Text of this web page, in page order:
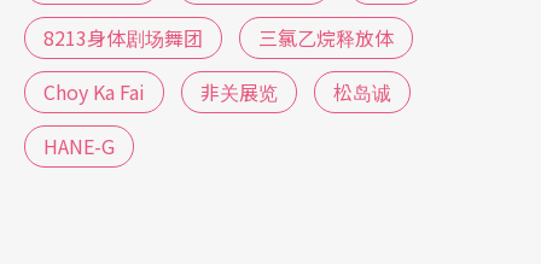
8213身体剧场舞团
三氯乙烷释放体
Choy Ka Fai
非关展览
松岛诚
HANE-G